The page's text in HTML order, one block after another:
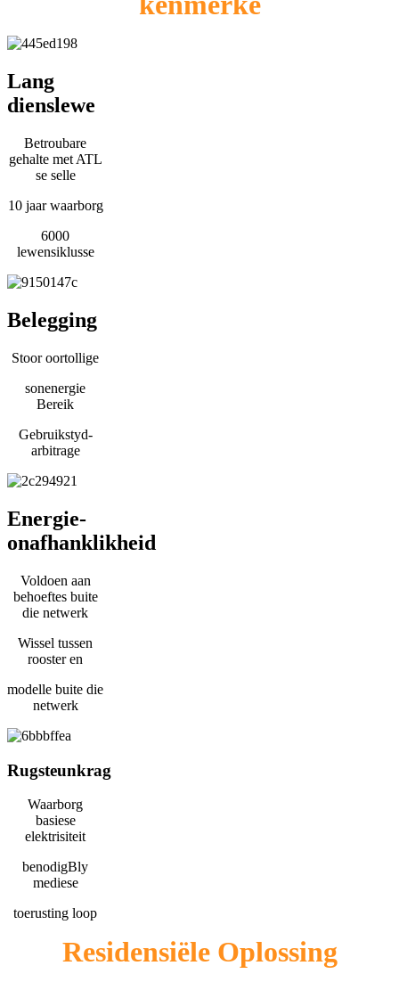
Lang
dienslewe
Betroubare
gehalte met ATL
se selle
10 jaar waarborg
6000
lewensiklusse
Belegging
Stoor oortollige
sonenergie
Bereik
Gebruikstyd-
arbitrage
Energie-
onafhanklikheid
Voldoen aan
behoeftes buite
die netwerk
Wissel tussen
rooster en
modelle buite die
netwerk
Rugsteunkrag
Waarborg
basiese
elektrisiteit
benodigBly
mediese
toerusting loop
Residensiële Oplossing